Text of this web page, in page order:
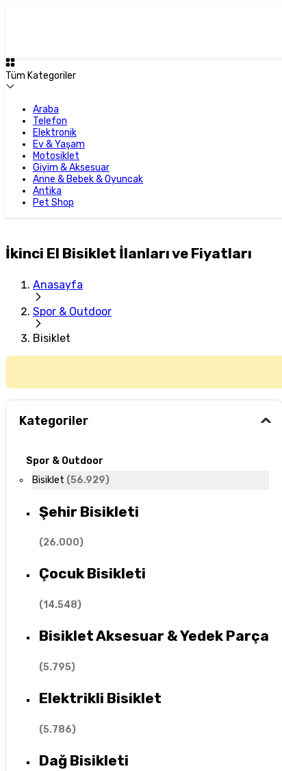
Tüm Kategoriler
Araba
Telefon
Elektronik
Ev & Yaşam
Motosiklet
Giyim & Aksesuar
Anne & Bebek & Oyuncak
Antika
Pet Shop
İkinci El Bisiklet İlanları ve Fiyatları
Anasayfa
Spor & Outdoor
Bisiklet
Kategoriler
Spor & Outdoor
Bisiklet (56.929)
Şehir Bisikleti
(26.000)
Çocuk Bisikleti
(14.548)
Bisiklet Aksesuar & Yedek Parça
(5.795)
Elektrikli Bisiklet
(5.786)
Dağ Bisikleti